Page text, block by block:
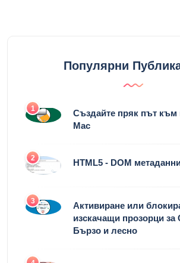
Популярни
1
Създайте пряк път към
Mac
2 HTML5 - DOM
3
Активиране или
изскачащи прозорци за
Бързо и лесно